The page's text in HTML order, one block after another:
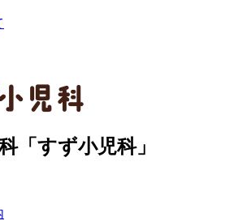
「すず小児科」